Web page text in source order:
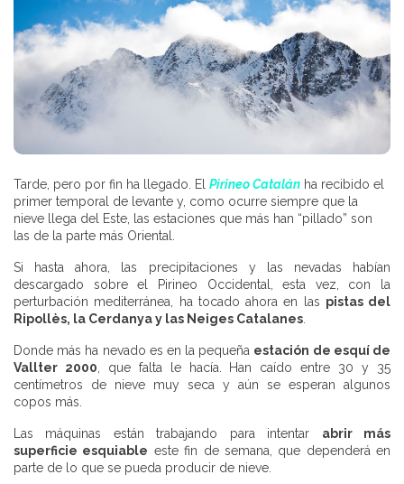
Tarde, pero por fin ha llegado. El Pirineo Catalán ha recibido el
primer temporal de levante y, como ocurre siempre que la
nieve llega del Este, las estaciones que más han “pillado” son
las de la parte más Oriental.
Si hasta ahora, las precipitaciones y las nevadas habían
descargado sobre el Pirineo Occidental, esta vez, con la
perturbación mediterránea, ha tocado ahora en las pistas del
Ripollès, la Cerdanya y las Neiges Catalanes
Donde más ha nevado es en la pequeña estación de esquí de
Vallter 2000 , que falta le hacía. Han caído entre 30 y 35
centímetros de nieve muy seca y aún se esperan algunos
copos más.
Las máquinas están trabajando para intentar abrir más
superficie esquiable este fin de semana, que dependerá en
parte de lo que se pueda producir de nieve.